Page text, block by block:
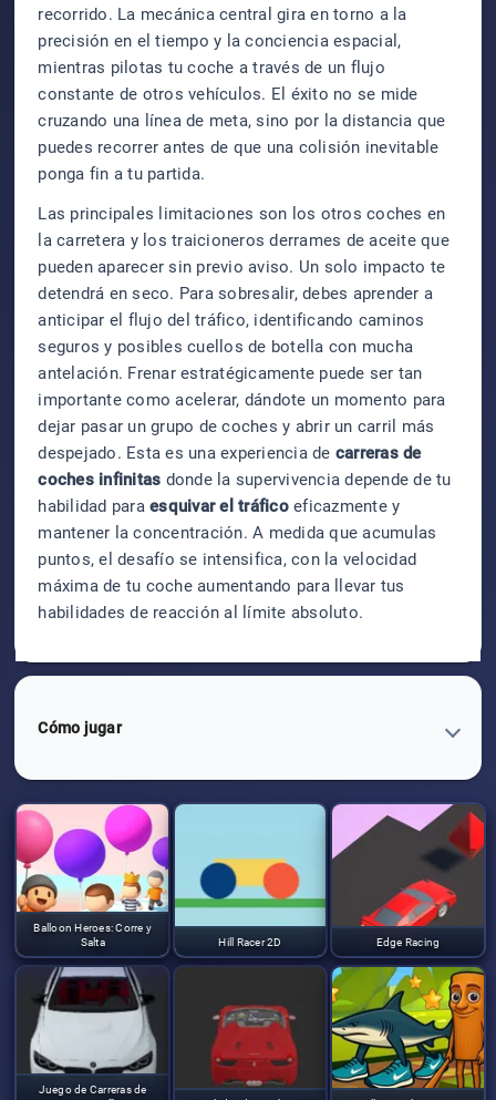
recorrido. La mecánica central gira en torno a la
precisión en el tiempo y la conciencia espacial,
mientras pilotas tu coche a través de un flujo
constante de otros vehículos. El éxito no se mide
cruzando una línea de meta, sino por la distancia que
puedes recorrer antes de que una colisión inevitable
ponga fin a tu partida.
Las principales limitaciones son los otros coches en
la carretera y los traicioneros derrames de aceite que
pueden aparecer sin previo aviso. Un solo impacto te
detendrá en seco. Para sobresalir, debes aprender a
anticipar el flujo del tráfico, identificando caminos
seguros y posibles cuellos de botella con mucha
antelación. Frenar estratégicamente puede ser tan
importante como acelerar, dándote un momento para
dejar pasar un grupo de coches y abrir un carril más
despejado. Esta es una experiencia de carreras de
coches infinitas donde la supervivencia depende de tu
habilidad paraesquivar el tráficoeficazmente y
mantener la concentración. A medida que acumulas
puntos, el desafío se intensifica, con la velocidad
máxima de tu coche aumentando para llevar tus
habilidades de reacción al límite absoluto.
Cómo jugar
Balloon Heroes: Corre y
Salta
Hill Racer 2D Edge Racing
Juego de Carreras de